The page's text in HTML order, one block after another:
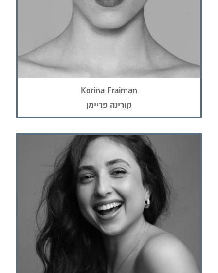
Korina Fraiman
קורינה פריימן